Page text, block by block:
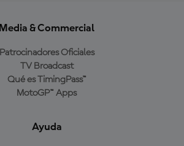
Media & Commercial
Patrocinadores Oficiales
TV Broadcast
Qué es TimingPass™
MotoGP™ Apps
Ayuda